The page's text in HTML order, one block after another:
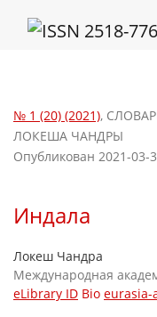
№ 1 (20) (2021),
ЛОКЕША ЧАНДРЫ
Индала
Опубликован 2021-03-
Локеш Чандра
Международная
eLibrary ID Bio eurasia-